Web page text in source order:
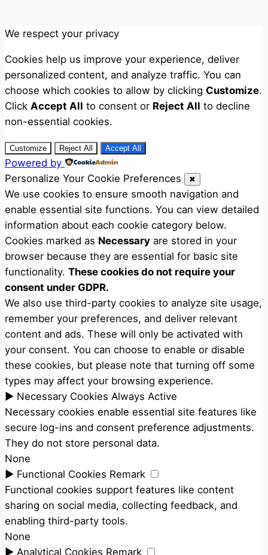
We respect your privacy
Cookies help us improve your experience, deliver
personalized content, and analyze traffic. You can
choose which cookies to allow by clicking Customize.
Click Accept All to consent or Reject All to decline
non-essential cookies.
Customize Reject All Accept All
Powered by
Personalize Your Cookie Preferences
✖
We use cookies to ensure smooth navigation and
enable essential site functions. You can view detailed
information about each cookie category below.
Cookies marked as Necessary are stored in your
browser because they are essential for basic site
functionality. These cookies do not require your
consent under GDPR.
We also use third-party cookies to analyze site usage,
remember your preferences, and deliver relevant
content and ads. These will only be activated with
your consent. You can choose to enable or disable
these cookies, but please note that turning off some
types may affect your browsing experience.
► Necessary Cookies Always Active
Necessary cookies enable essential site features like
secure log-ins and consent preference adjustments.
They do not store personal data.
None
► Functional Cookies Remark
Functional cookies support features like content
sharing on social media, collecting feedback, and
enabling third-party tools.
None
► Analytical Cookies Remark